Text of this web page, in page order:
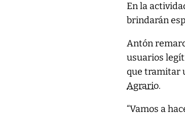
En la
brindarán
Antón
usuarios
que tramitar
Agrario.
“Vamos a